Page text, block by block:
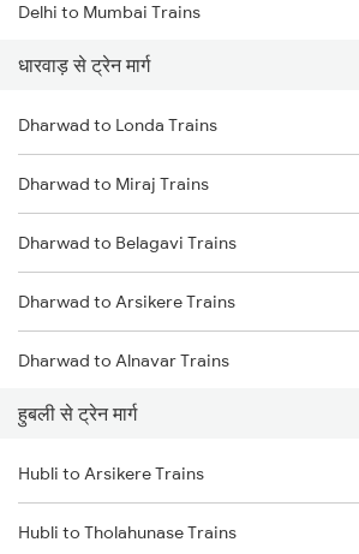
Delhi to Mumbai Trains
Mumbai to Pune Trains
Delhi to Jammu Trains
Mumbai to Delhi Trains
Mumbai to Goa Trains
Chennai to Coimbatore Trains
धारवाड़ से ट्रेन मार्ग
Dharwad to Londa Trains
Dharwad to Miraj Trains
Dharwad to Belagavi Trains
Dharwad to Arsikere Trains
Dharwad to Alnavar Trains
Dharwad to Tholahunase Trains
Dharwad to Haveri Trains
Dharwad to Ghatprabha Trains
हुबली से ट्रेन मार्ग
Hubli to Arsikere Trains
Hubli to Tholahunase Trains